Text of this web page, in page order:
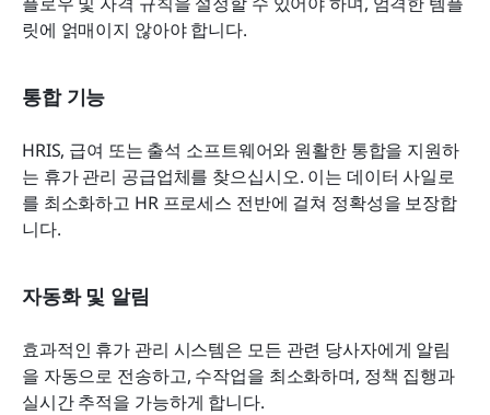
릿에 얽매이지 않아야 합니다.
통합 기능
HRIS, 급여 또는 출석 소프트웨어와 원활한 통합을 지원하
는 휴가 관리 공급업체를 찾으십시오. 이는 데이터 사일로
를 최소화하고 HR 프로세스 전반에 걸쳐 정확성을 보장합
니다.
자동화 및 알림
효과적인 휴가 관리 시스템은 모든 관련 당사자에게 알림
을 자동으로 전송하고, 수작업을 최소화하며, 정책 집행과
실시간 추적을 가능하게 합니다.